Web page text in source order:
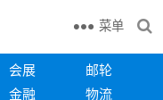
菜单
会展
邮轮
金融
物流